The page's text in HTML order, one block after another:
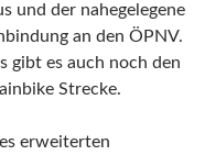
und der nahegelegene
an den ÖPNV.
gibt es auch noch den
Strecke.
erweiterten